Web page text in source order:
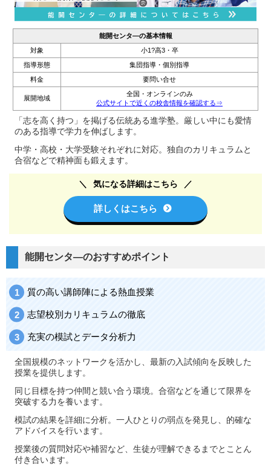
能開センタ―の基本情報
対象
小1?高3・卒
指導形態
集団指導・個別指導
料金
要問い合せ
展開地域
全国・オンラインのみ
公式サイトで近くの校舎情報を確認する⇒
「志を高く持つ」を掲げる伝統ある進学塾。厳しい中にも愛情
のある指導で学力を伸ばします。
中学・高校・大学受験それぞれに対応。独自のカリキュラムと
合宿などで精神面も鍛えます。
気になる詳細はこちら
詳しくはこちら
能開センタ―のおすすめポイント
質の高い講師陣による熱血授業
志望校別カリキュラムの徹底
充実の模試とデータ分析力
全国規模のネットワークを活かし、最新の入試傾向を反映した
授業を提供します。
同じ目標を持つ仲間と競い合う環境。合宿などを通じて限界を
突破する力を養います。
模試の結果を詳細に分析。一人ひとりの弱点を発見し、的確な
アドバイスを行います。
授業後の質問対応や補習など、生徒が理解できるまでとことん
付き合います。